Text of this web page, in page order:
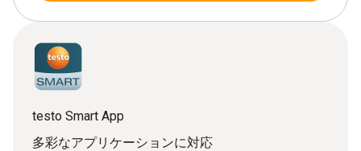
testo Smart App
多彩なアプリケーションに対応